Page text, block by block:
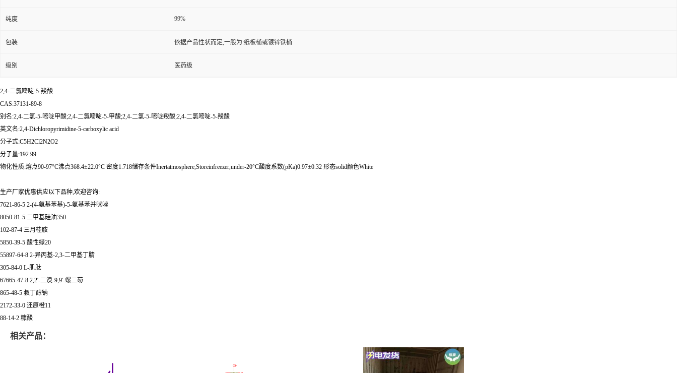
纯度 99%
包装 依据产品性状而定,一般为:纸板桶或镀锌铁桶
级别 医药级
2,4-二氯嘧啶-5-羧酸
CAS:37131-89-8
别名:2,4-二氯-5-嘧啶甲酸;2,4-二氯嘧啶-5-甲酸;2,4-二氯-5-嘧啶羧酸;2,4-二氯嘧啶-5-羧酸
英文名:2,4-Dichloropyrimidine-5-carboxylic acid
分子式:C5H2Cl2N2O2
分子量:192.99
物化性质:熔点90-97°C沸点368.4±22.0°C 密度1.718储存条件Inertatmosphere,Storeinfreezer,under-20°C酸度系数(pKa)0.97±0.32 形态solid颜色White
生产厂家优惠供应以下品种,欢迎咨询:
7621-86-5 2-(4-氨基苯基)-5-氨基苯并咪唑
8050-81-5 二甲基硅油350
102-87-4 三月桂胺
5850-39-5 酸性绿20
55897-64-8 2-异丙基-2,3-二甲基丁腈
305-84-0 L-肌肽
67665-47-8 2,2'-二溴-9,9'-螺二芴
865-48-5 叔丁醇钠
2172-33-0 还原橙11
88-14-2 糠酸
相关产品：